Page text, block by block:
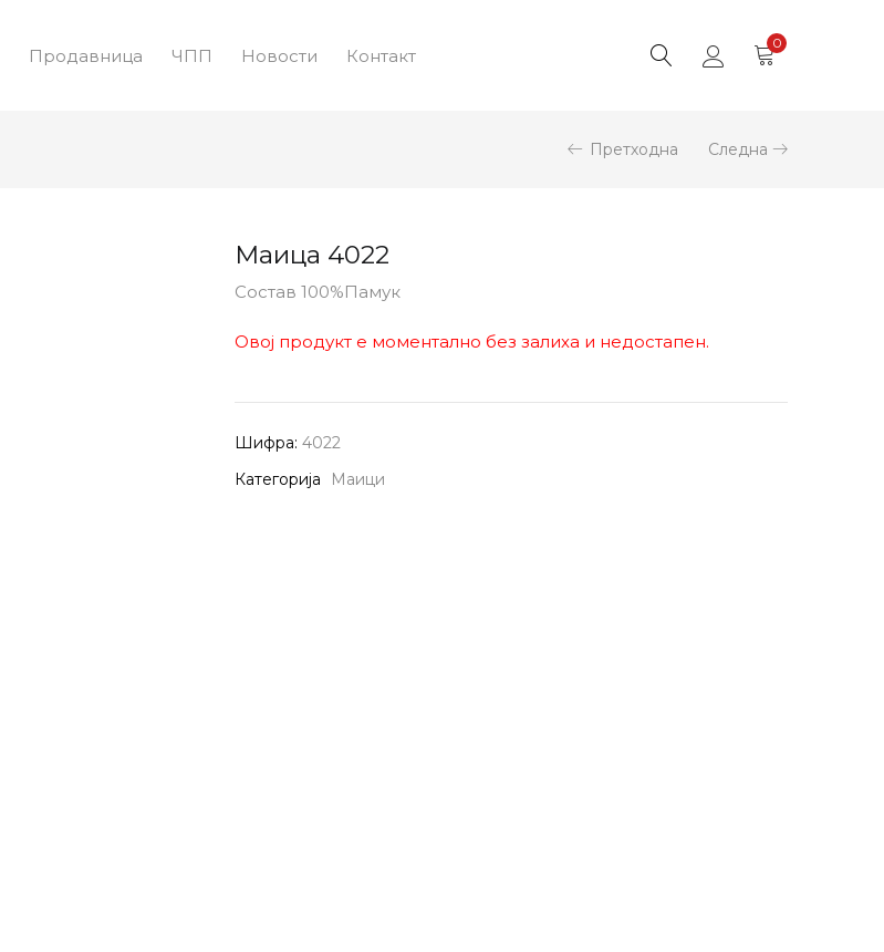
Продавница ЧПП Новости Контакт
0
Претходна Следна
Маица 4022
Состав 100%Памук
Овој продукт е моментално без залиха и недостапен.
Шифра: 4022
Категорија
Маици